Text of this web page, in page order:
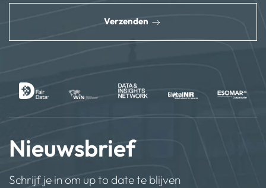
Verzenden
Nieuwsbrief
Schrijf je in om up to date te blijven